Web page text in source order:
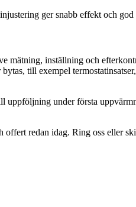
ger snabb effekt och god
inställning och
till exempel
under första
redan idag. Ring oss eller